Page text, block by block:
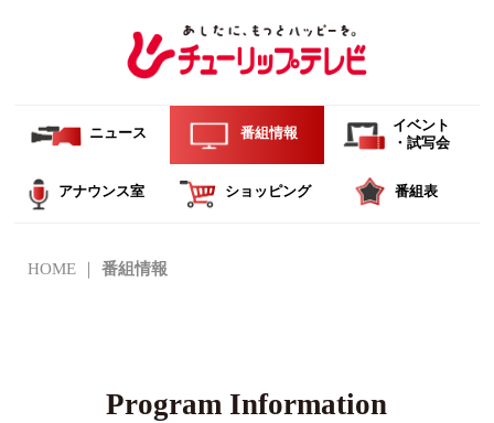
ニュース 番組情報
イベント
・試写会
アナウンス室 ショッピング 番組表
HOME 番組情報
Program Information